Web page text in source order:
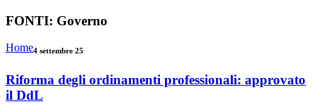
FONTI: Governo
Home4 settembre 25
Riforma degli ordinamenti professionali: approvato
il DdL